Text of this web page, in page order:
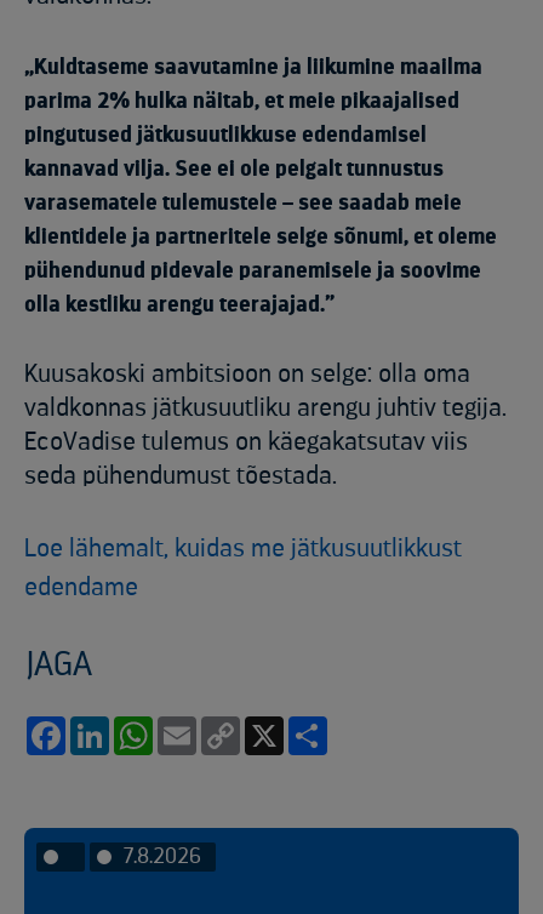
„Kuldtaseme saavutamine ja liikumine maailma
parima 2% hulka näitab, et meie pikaajalised
pingutused jätkusuutlikkuse edendamisel
kannavad vilja. See ei ole pelgalt tunnustus
varasematele tulemustele – see saadab meie
klientidele ja partneritele selge sõnumi, et oleme
pühendunud pidevale paranemisele ja soovime
olla kestliku arengu teerajajad.”
Kuusakoski ambitsioon on selge: olla oma
valdkonnas jätkusuutliku arengu juhtiv tegija.
EcoVadise tulemus on käegakatsutav viis
seda pühendumust tõestada.
Loe lähemalt, kuidas me jätkusuutlikkust
edendame
JAGA
FacebookLinkedInWhatsApp
Email
Copy
7.8.2026